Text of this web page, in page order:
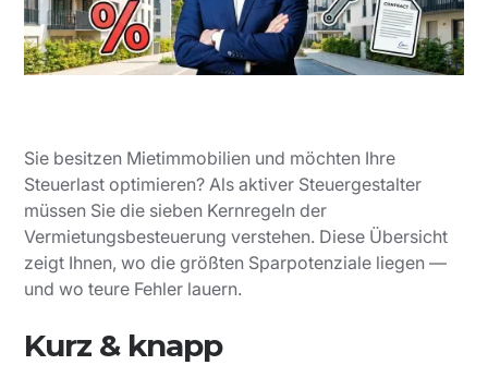
Sie besitzen Mietimmobilien und möchten Ihre
Steuerlast optimieren? Als aktiver Steuergestalter
müssen Sie die sieben Kernregeln der
Vermietungsbesteuerung verstehen. Diese Übersicht
zeigt Ihnen, wo die größten Sparpotenziale liegen —
und wo teure Fehler lauern.
Kurz & knapp